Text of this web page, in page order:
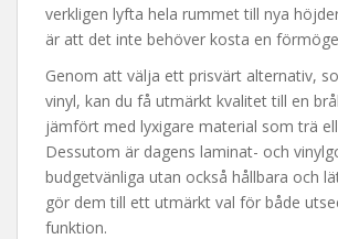
verkligen lyfta hela rummet till nya
är att det inte behöver kosta en
Genom att välja ett prisvärt alternativ,
vinyl, kan du få utmärkt kvalitet till en
jämfört med lyxigare material som trä
Dessutom är dagens laminat- och
budgetvänliga utan också hållbara och
gör dem till ett utmärkt val för både
funktion.